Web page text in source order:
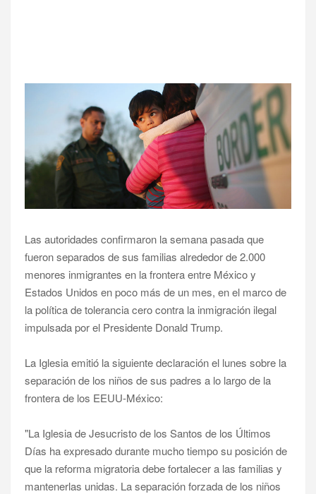
Las autoridades confirmaron la semana pasada que
fueron separados de sus familias alrededor de 2.000
menores inmigrantes en la frontera entre México y
Estados Unidos en poco más de un mes, en el marco de
la política de tolerancia cero contra la inmigración ilegal
impulsada por el Presidente Donald Trump.
La Iglesia emitió la siguiente declaración el lunes sobre la
separación de los niños de sus padres a lo largo de la
frontera de los EEUU-México:
"La Iglesia de Jesucristo de los Santos de los Últimos
Días ha expresado durante mucho tiempo su posición de
que la reforma migratoria debe fortalecer a las familias y
mantenerlas unidas. La separación forzada de los niños